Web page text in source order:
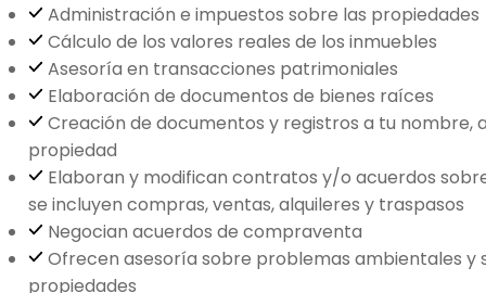
Administración e impuestos sobre las propiedades
Cálculo de los valores reales de los inmuebles
Asesoría en transacciones patrimoniales
Elaboración de documentos de bienes raíces
Creación de documentos y registros a tu nombre,
propiedad
Elaboran y modifican contratos y/o acuerdos
se incluyen compras, ventas, alquileres y traspasos
Negocian acuerdos de compraventa
Ofrecen asesoría sobre problemas ambientales y
propiedades